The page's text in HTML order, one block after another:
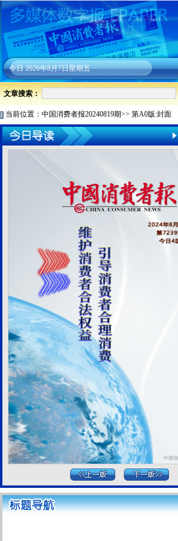
今日2026年8月7日星期五
文章搜索：
当前位置： 中国消费者报20240819期>> 第A0版:封面